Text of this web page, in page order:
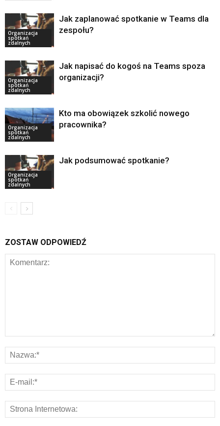
Organizacja
spotkań
zdalnych
Jak zaplanować spotkanie w Teams dla
zespołu?
Organizacja
spotkań
zdalnych
Jak napisać do kogoś na Teams spoza
organizacji?
Organizacja
spotkań
zdalnych
Kto ma obowiązek szkolić nowego
pracownika?
Organizacja
spotkań
zdalnych
Jak podsumować spotkanie?
ZOSTAW ODPOWIEDŹ